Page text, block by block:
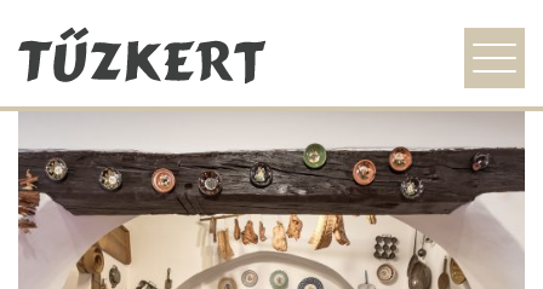
étlap
galéria
idegenvezetőknek